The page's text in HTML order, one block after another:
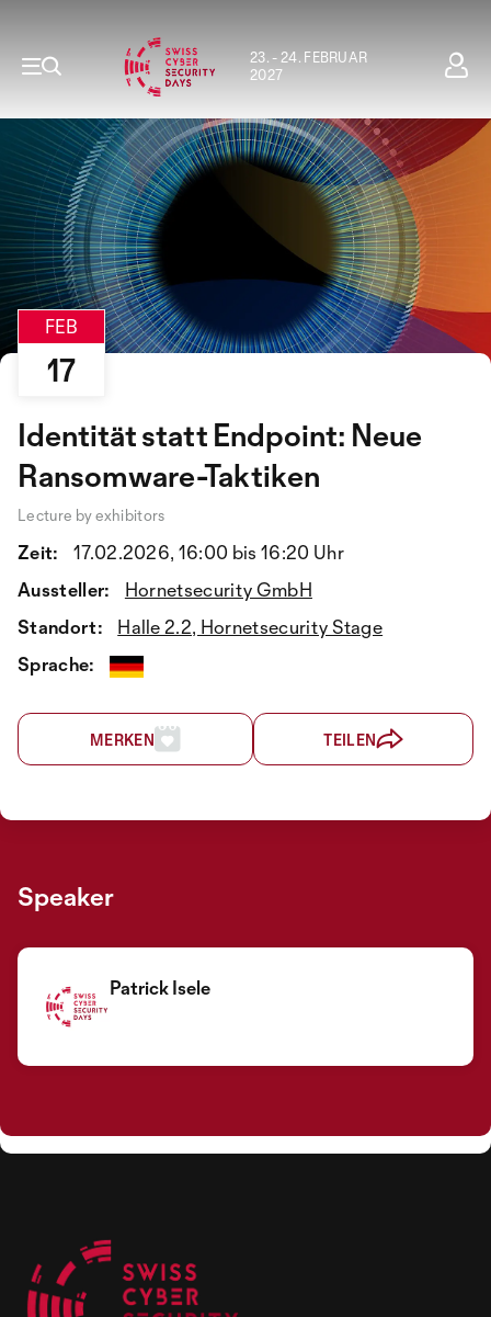
23. - 24. FEBRUAR
2027
FEB
17
Identität statt Endpoint: Neue
Ransomware-Taktiken
Lecture by exhibitors
Zeit:
17.02.2026, 16:00 bis 16:20 Uhr
Aussteller:
Hornetsecurity GmbH
Standort:
Halle 2.2, Hornetsecurity Stage
Sprache:
MERKEN TEILEN
Speaker
Patrick Isele